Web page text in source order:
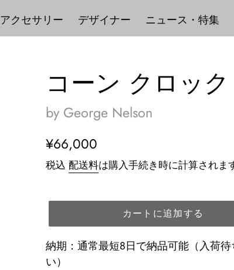
アクセサリー デザイナー ニュース・特集
コーン クロック
by George Nelson
通
常
格
¥66,000
税込 配送料は購入手続き時に計算されま
カートに追加する
納期：通常最短8日で納品可能（入荷
い）